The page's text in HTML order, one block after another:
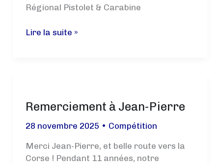
Régional Pistolet & Carabine
Championnat
Carabine
Le
CJF
TIR
Lire la suite »
Remerciement à Jean-Pierre
28 novembre 2025 • Compétition
Merci Jean-Pierre, et belle route vers la
Corse ! Pendant 11 années, notre